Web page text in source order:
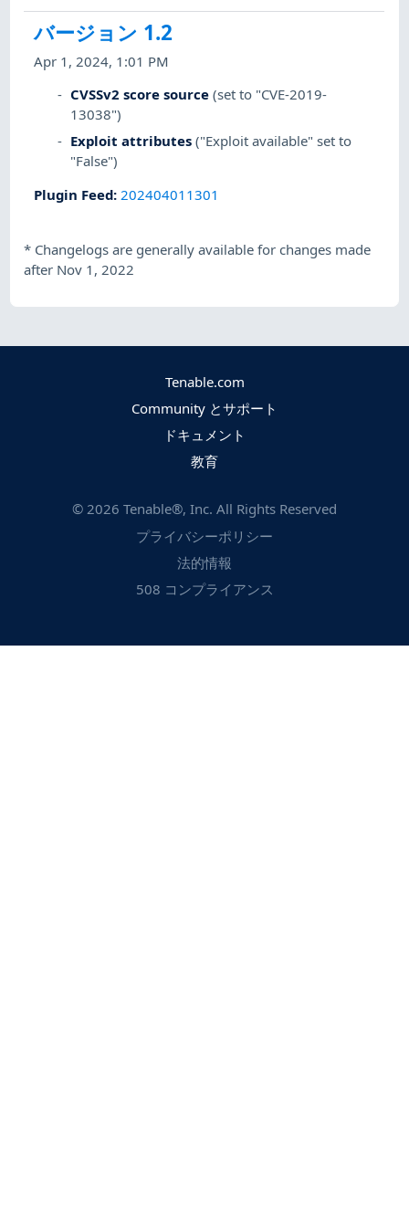
バージョン 1.2
Apr 1, 2024, 1:01 PM
CVSSv2 score source (set to "CVE-2019-
13038")
Exploit attributes ("Exploit available" set to
"False")
Plugin Feed: 202404011301
* Changelogs are generally available for changes made
after Nov 1, 2022
Tenable.com
Community とサポート
ドキュメント
教育
© 2026 Tenable®, Inc. All Rights Reserved
プライバシーポリシー
法的情報
508 コンプライアンス